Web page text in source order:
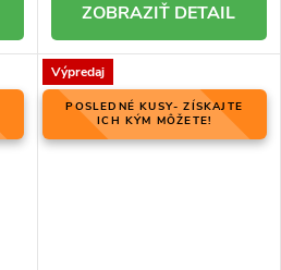
DETAIL
Výpredaj
POSLEDNÉ KUSY- ZÍSKAJTE
ICH KÝM MÔŽETE!